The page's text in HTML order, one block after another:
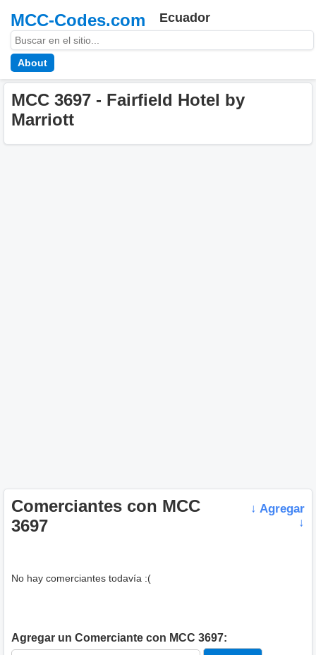
MCC-Codes.com Ecuador
About
MCC 3697 - Fairfield Hotel by
Marriott
Comerciantes con MCC
3697
↓ Agregar
↓
No hay comerciantes todavía :(
Agregar un Comerciante con MCC 3697: